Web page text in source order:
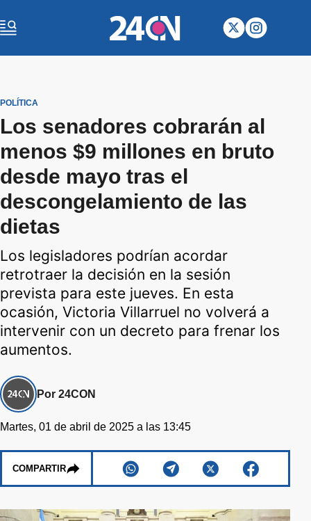
POLÍTICA
Los senadores cobrarán al
menos $9 millones en bruto
desde mayo tras el
descongelamiento de las
dietas
Los legisladores podrían acordar
retrotraer la decisión en la sesión
prevista para este jueves. En esta
ocasión, Victoria Villarruel no volverá a
intervenir con un decreto para frenar los
aumentos.
Por 24CON
Martes, 01 de abril de 2025 a las 13:45
COMPARTIR